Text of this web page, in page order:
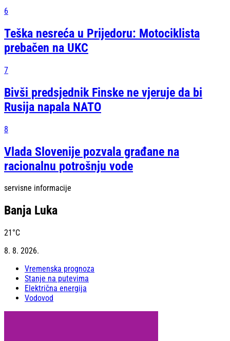
6
Teška nesreća u Prijedoru: Motociklista
prebačen na UKC
7
Bivši predsjednik Finske ne vjeruje da bi
Rusija napala NATO
8
Vlada Slovenije pozvala građane na
racionalnu potrošnju vode
servisne informacije
Banja Luka
21 °C
8. 8. 2026.
Vremenska prognoza
Stanje na putevima
Električna energija
Vodovod